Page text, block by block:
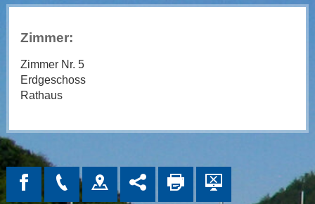
Zimmer:
Zimmer Nr. 5
Erdgeschoss
Rathaus